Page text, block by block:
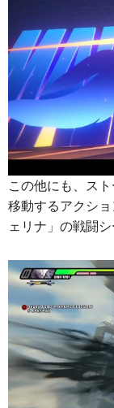
この他にも、ス
移動するアクシ
ェリナ」の戦闘